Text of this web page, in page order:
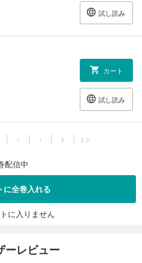
試し読み
カート
試し読み
・ ・ > >>
配信中
に全巻入れる
に入りません
ーレビュー